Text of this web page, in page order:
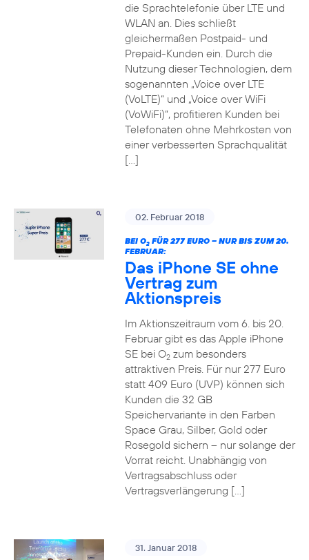
die Sprachtelefonie über LTE und
WLAN an. Dies schließt
gleichermaßen Postpaid- und
Prepaid-Kunden ein. Durch die
Nutzung dieser Technologien, dem
sogenannten „Voice over LTE
(VoLTE)“ und „Voice over WiFi
(VoWiFi)“, profitieren Kunden bei
Telefonaten ohne Mehrkosten von
einer verbesserten Sprachqualität
[…]
02. Februar 2018
BEI O2FÜR 277 EURO – NUR BIS ZUM 20.
FEBRUAR:
Das iPhone SE ohne
Vertrag zum
Aktionspreis
Im Aktionszeitraum vom 6. bis 20.
Februar gibt es das Apple iPhone
SE bei O2zum besonders
attraktiven Preis. Für nur 277 Euro
statt 409 Euro (UVP) können sich
Kunden die 32 GB
Speichervariante in den Farben
Space Grau, Silber, Gold oder
Rosegold sichern – nur solange der
Vorrat reicht. Unabhängig von
Vertragsabschluss oder
Vertragsverlängerung […]
31. Januar 2018